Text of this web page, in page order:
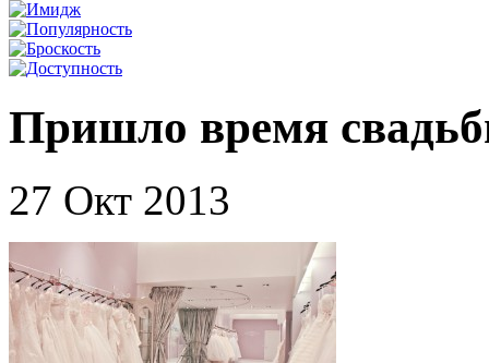
Пришло время
27 Окт 2013